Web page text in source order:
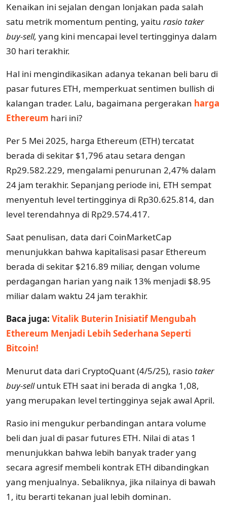
Kenaikan ini sejalan dengan lonjakan pada salah
satu metrik momentum penting, yaitu rasio taker
buy-sell, yang kini mencapai level tertingginya dalam
30 hari terakhir.
Hal ini mengindikasikan adanya tekanan beli baru di
pasar futures ETH, memperkuat sentimen bullish di
kalangan trader. Lalu, bagaimana pergerakan harga
Ethereum hari ini?
Per 5 Mei 2025, harga Ethereum (ETH) tercatat
berada di sekitar $1,796 atau setara dengan
Rp29.582.229, mengalami penurunan 2,47% dalam
24 jam terakhir. Sepanjang periode ini, ETH sempat
menyentuh level tertingginya di Rp30.625.814, dan
level terendahnya di Rp29.574.417.
Saat penulisan, data dari CoinMarketCap
menunjukkan bahwa kapitalisasi pasar Ethereum
berada di sekitar $216.89 miliar, dengan volume
perdagangan harian yang naik 13% menjadi $8.95
miliar dalam waktu 24 jam terakhir.
Baca juga: Vitalik Buterin Inisiatif Mengubah
Ethereum Menjadi Lebih Sederhana Seperti
Bitcoin!
Menurut data dari CryptoQuant (4/5/25), rasio taker
buy-selluntuk ETH saat ini berada di angka 1,08,
yang merupakan level tertingginya sejak awal April.
Rasio ini mengukur perbandingan antara volume
beli dan jual di pasar futures ETH. Nilai di atas 1
menunjukkan bahwa lebih banyak trader yang
secara agresif membeli kontrak ETH dibandingkan
yang menjualnya. Sebaliknya, jika nilainya di bawah
1, itu berarti tekanan jual lebih dominan.